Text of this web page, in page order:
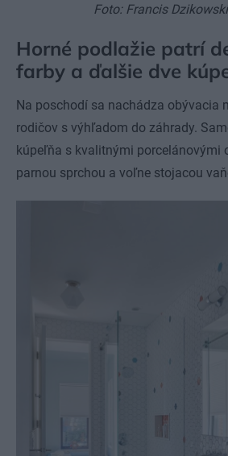
Foto: Francis
Horné podlažie patrí
farby a ďalšie dve
Na poschodí sa nachádza obývacia
rodičov s výhľadom do záhrady.
kúpeľňa s kvalitnými porcelánovými
parnou sprchou a voľne stojacou